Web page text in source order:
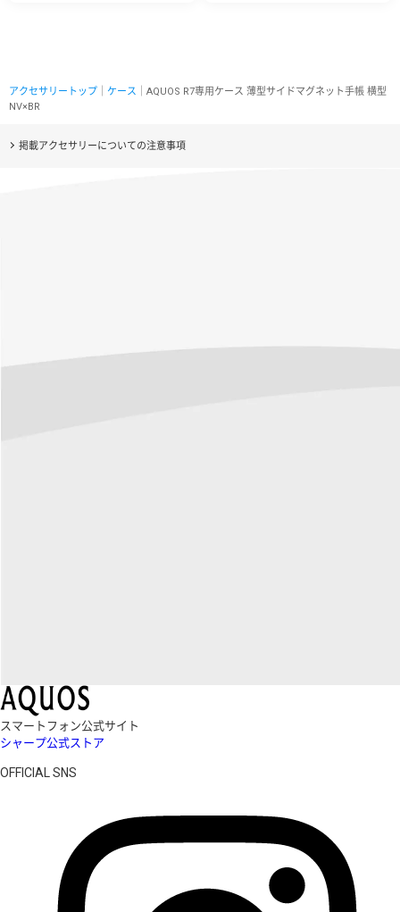
アクセサリートップ ケース ｜AQUOS R7専用ケース 薄型サイドマグネット手帳 横型
NV×BR
掲載アクセサリーについての注意事項
スマートフォン公式サイト
シャープ公式ストア
OFFICIAL SNS